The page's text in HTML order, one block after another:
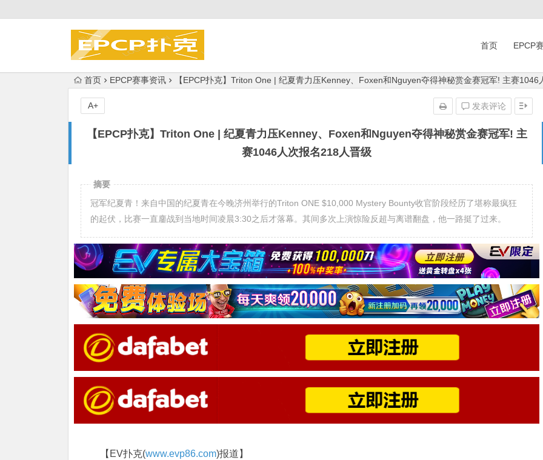
首页 EPCP
首页 EPCP赛事资讯 【EPCP扑克】Triton One | 纪夏青力压Kenney、Foxen和Nguyen夺得神秘赏金赛冠军! 主赛1046
【EPCP扑克】Triton One | 纪夏青力压Kenney、Foxen和Nguyen夺得神秘赏金赛冠军! 主
赛1046人次报名218人晋级
发表评论
A+
摘要
冠军纪夏青！来自中国的纪夏青在今晚济州举行的Triton ONE $10,000 Mystery Bounty收官阶段经历了堪称最疯狂
的起伏，比赛一直鏖战到当地时间凌晨3:30之后才落幕。其间多次上演惊险反超与离谱翻盘，他一路挺了过来。
【EV扑克(www.evp86.com)报道】